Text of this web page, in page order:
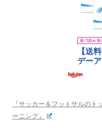
『サッカー＆フットサルの
ーニング』